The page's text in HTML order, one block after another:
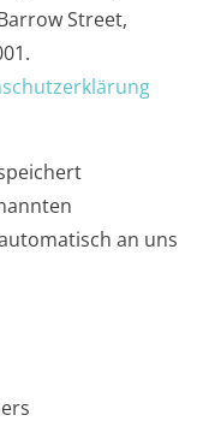
Street,
an uns